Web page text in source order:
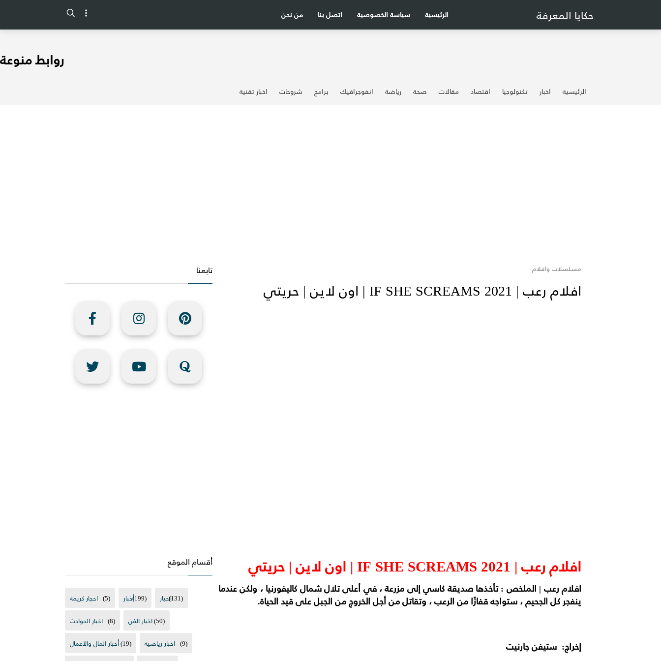
حكايا المعرفة من نحن اتصل بنا سياسة الخصوصية الرئيسية
روابط منوعة
الرئيسية اخبار تكنولوجيا اقتصاد مقالات صحة رياضة انفوجرافيك برامج شروحات اخبار تقنية
مسلسلات وافلام
افلام رعب | IF SHE SCREAMS 2021 | اون لاين | حريتي
افلام رعب | IF SHE SCREAMS 2021 | اون لاين | حريتي
افلام رعب | الملخص : تأخذها صديقة كاسي إلى مزرعة ، في أعلى تلال شمال كاليفورنيا ، ولكن عندما
ينفجر كل الجحيم ، ستواجه قفازًا من الرعب ، وتقاتل من أجل الخروج من الجبل على قيد الحياة.
إخراج: ستيفن جارنيت
تابعنا
أقسام الموقع
احجار كريمة (5) أخبار(199) اخبار(131)
اخبار الحوادث (8) اخبار الفن(50)
أخبار المال والأعمال(19) اخبار رياضية (9)